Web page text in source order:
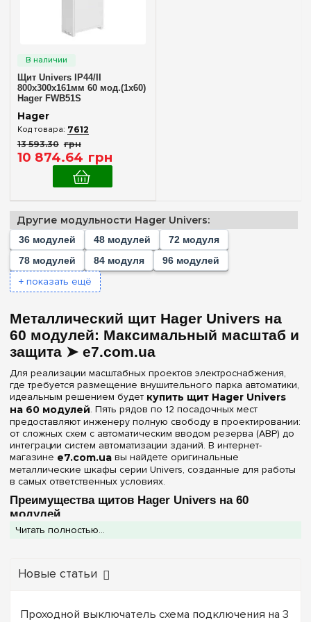
180(+3)
182(+2)
192
216(+1)
240(+2)
252(+2)
288(+1)
336(+1)
Металл
Дверца
Непрозрачная
Серия
Univers(3)
Белый(3)
Степень защиты IP
IP30(1)
IP44(1)
Дверь
Непрозрачная(3)
Ширина, мм
300 мм(1)
550 мм(1)
603 мм(1)
Очистить выбор
Щит Univers IP44/II
800x300x161мм 60 мод.(1x60)
Hager FWB51S
Hager
7612
13 593.30 грн
10 874.64 грн
Другие модульности Hager Univers:
36 модулей 48 модулей
72 модуля
78 модулей
84 модуля 96 модулей
+ показать ещё
Металлический щит Hager Univers на
60 модулей: Максимальный масштаб и
защита ➤ e7.com.ua
Для реализации масштабных проектов электроснабжения,
где требуется размещение внушительного парка автоматики,
идеальным решением будет купить щит Hager Univers
на 60 модулей. Пять рядов по 12 посадочных мест
предоставляют инженеру полную свободу в проектировании:
от сложных схем с автоматическим вводом резерва (АВР) до
интеграции систем автоматизации зданий. В интернет-
магазине e7.com.ua вы найдете оригинальные
металлические шкафы серии Univers, созданные для работы
в самых ответственных условиях.
Преимущества щитов Hager Univers на 60
модулей
Серия Univers 5х12 — это выбор в пользу долговечности и
модулей оснащены
Промышленная надежность: Корпус из
Читать полностью...
Новые статьи
Проходной выключатель схема подключения на 3